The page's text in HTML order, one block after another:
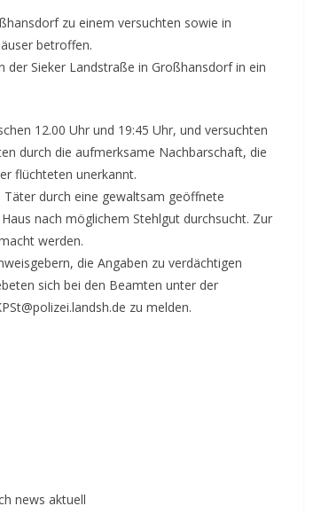
zu einem versuchten sowie in
betroffen.
Sieker Landstraße in Großhansdorf in ein
12.00 Uhr und 19:45 Uhr, und versuchten
durch die aufmerksame Nachbarschaft, die
flüchteten unerkannt.
durch eine gewaltsam geöffnete
nach möglichem Stehlgut durchsucht. Zur
werden.
die Angaben zu verdächtigen
sich bei den Beamten unter der
zu melden.
news aktuell